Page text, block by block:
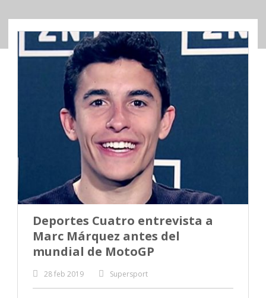
Deportes Cuatro entrevista a
Marc Márquez antes del
mundial de MotoGP
28 feb 2019 Supersport